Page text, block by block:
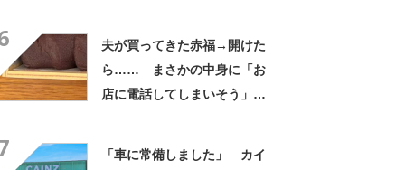
夫が買ってきた赤福→開けた
ら…… まさかの中身に「お
店に電話してしまいそう」
「車に常備しました」 カイ